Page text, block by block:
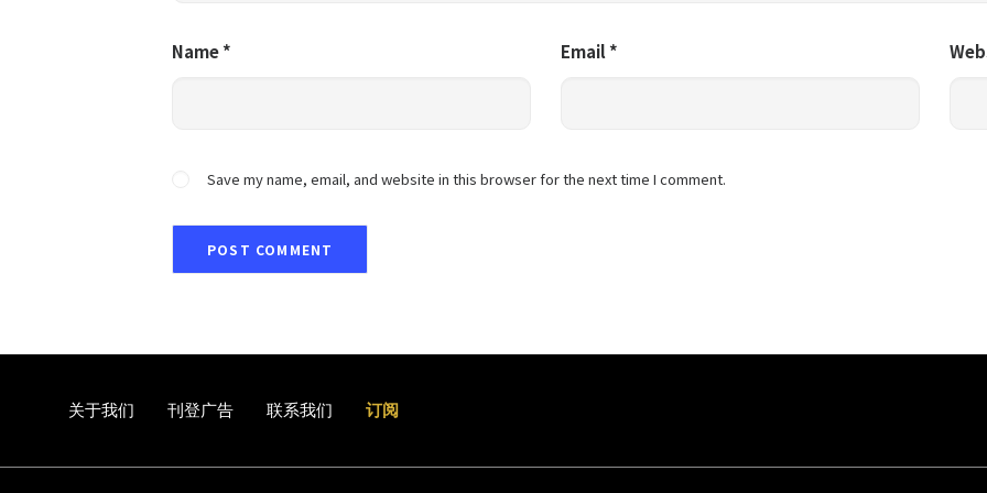
Name* Email*
Save my name, email, and website in this browser for the next time I comment.
关于我们 刊登广告 联系我们 订阅